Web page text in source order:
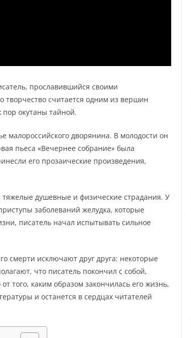
прославившийся своими
творчество считается одним из вершин
пор окутаны тайной.
малороссийского дворянина. В молодости он
пьеса «Вечернее собрание» была
его прозаические произведения,
тяжелые душевные и физические страдания. У
заболеваний желудка, которые
писатель начал испытывать сильное
смерти исключают друг друга: некоторые
что писатель покончил с собой,
того, каким образом закончилась его жизнь,
и останется в сердцах читателей